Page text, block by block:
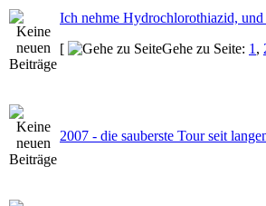
Ich nehme Hydrochlorothiazid, und
[
Gehe zu Seite: 1 ,
2007 - die sauberste Tour seit